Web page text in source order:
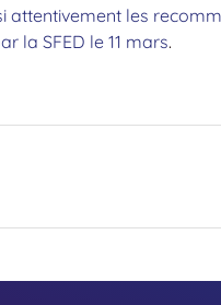
attentivement les
la SFED le 11 mars.